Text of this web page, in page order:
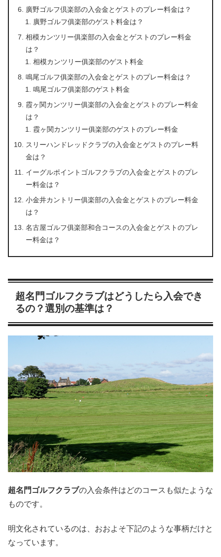
廣野ゴルフ倶楽部の入会金とゲストのプレー料金は？
廣野ゴルフ俱楽部のゲスト料金は？
相模カンツリー俱楽部の入会金とゲストのプレー料金
は？
相模カンツリー俱楽部のゲスト料金
鳴尾ゴルフ俱楽部の入会金とゲストのプレー料金は？
鳴尾ゴルフ俱楽部のゲスト料金
霞ヶ関カンツリー俱楽部の入会金とゲストのプレー料金
は？
霞ヶ関カンツリー俱楽部のゲストのプレー料金
スリーハンドレッドクラブの入会金とゲストのプレー料
金は？
イーグルポイントゴルフクラブの入会金とゲストのプレ
ー料金は？
小金井カントリー俱楽部の入会金とゲストのプレー料金
は？
名古屋ゴルフ俱楽部和合コースの入会金とゲストのプレ
ー料金は？
超名門ゴルフクラブはどうしたら入会でき
るの？選別の基準は？
超名門ゴルフクラブの入会条件はどのコースも似たような
ものです。
明文化されているのは、おおよそ下記のような事柄だけと
なっています。